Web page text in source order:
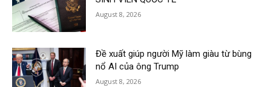
August 8, 2026
Đề xuất giúp người Mỹ làm giàu từ bùng
nổ AI của ông Trump
August 8, 2026